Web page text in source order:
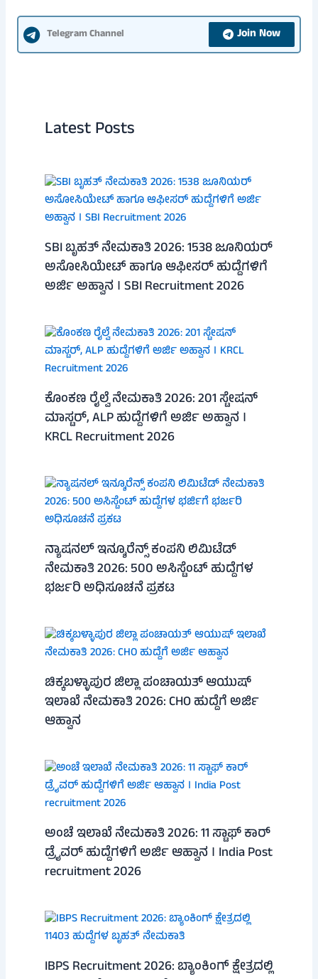
Telegram Channel Join Now
Latest Posts
SBI ಬೃಹತ್ ನೇಮಕಾತಿ 2026: 1538 ಜೂನಿಯರ್
ಅಸೋಸಿಯೇಟ್ ಹಾಗೂ ಆಫೀಸರ್ ಹುದ್ದೆಗಳಿಗೆ
ಅರ್ಜಿ ಅಹ್ವಾನ । SBI Recruitment 2026
ಕೊಂಕಣ ರೈಲ್ವೆ ನೇಮಕಾತಿ 2026: 201 ಸ್ಟೇಷನ್
ಮಾಸ್ಟರ್, ALP ಹುದ್ದೆಗಳಿಗೆ ಅರ್ಜಿ ಅಹ್ವಾನ ।
KRCL Recruitment 2026
ನ್ಯಾಷನಲ್ ಇನ್ಶೂರೆನ್ಸ್ ಕಂಪನಿ ಲಿಮಿಟೆಡ್
ನೇಮಕಾತಿ 2026: 500 ಅಸಿಸ್ಟೆಂಟ್ ಹುದ್ದೆಗಳ
ಭರ್ಜರಿ ಅಧಿಸೂಚನೆ ಪ್ರಕಟ
ಚಿಕ್ಕಬಳ್ಳಾಪುರ ಜಿಲ್ಲಾ ಪಂಚಾಯತ್ ಆಯುಷ್
ಇಲಾಖೆ ನೇಮಕಾತಿ 2026: CHO ಹುದ್ದೆಗೆ ಅರ್ಜಿ
ಆಹ್ವಾನ
ಅಂಚೆ ಇಲಾಖೆ ನೇಮಕಾತಿ 2026: 11 ಸ್ಟಾಫ್ ಕಾರ್
ಡ್ರೈವರ್ ಹುದ್ದೆಗಳಿಗೆ ಅರ್ಜಿ ಆಹ್ವಾನ । India Post
recruitment 2026
IBPS Recruitment 2026: ಬ್ಯಾಂಕಿಂಗ್ ಕ್ಷೇತ್ರದಲ್ಲಿ